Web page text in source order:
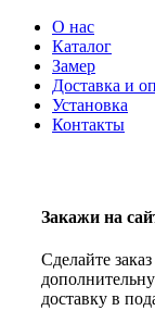
О нас
Каталог
Замер
Доставка и
Установка
Контакты
Закажи на
Сделайте
доставку в